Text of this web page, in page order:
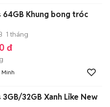
64GB Khung bong tróc
1 tháng
đ
32GB Xanh Like New